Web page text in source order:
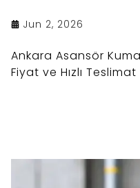
Jun 2, 2026
Ankara Asansör
Fiyat ve Hızlı Teslimat